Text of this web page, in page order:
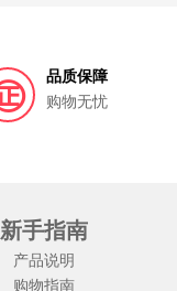
品质保障
购物无忧
新手指南
产品说明
购物指南